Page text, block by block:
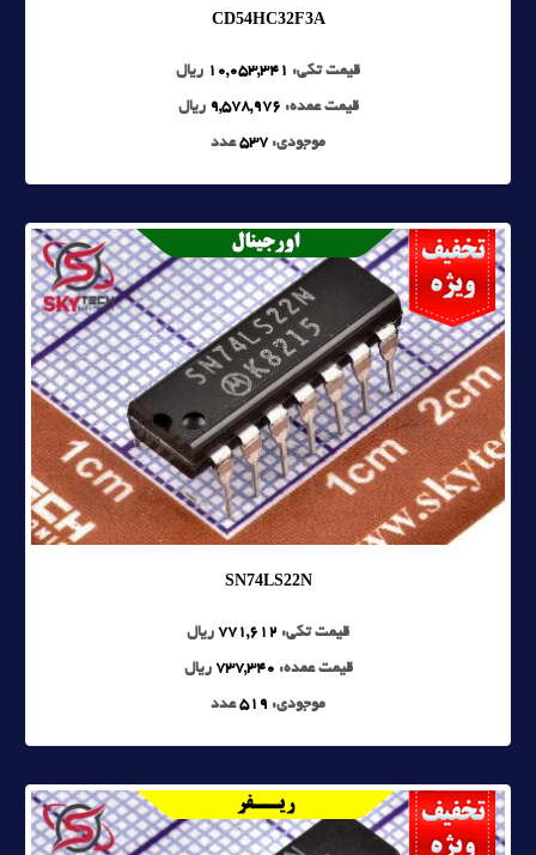
CD54HC32F3A
قیمت تکی: 10,053,341 ریال
قیمت عمده:9,578,976 ریال
موجودی: 537عدد
SN74LS22N
قیمت تکی: 771,612 ریال
قیمت عمده: 737,340 ریال
موجودی: 519عدد